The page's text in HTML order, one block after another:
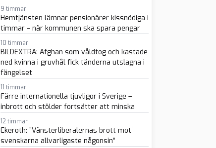
9 timmar
Hemtjänsten lämnar pensionärer kissnödiga i
timmar – när kommunen ska spara pengar
10 timmar
BILDEXTRA: Afghan som våldtog och kastade
ned kvinna i gruvhål fick tänderna utslagna i
fängelset
11 timmar
Färre internationella tjuvligor i Sverige –
inbrott och stölder fortsätter att minska
12 timmar
Ekeroth: ”Vänsterliberalernas brott mot
svenskarna allvarligaste någonsin”